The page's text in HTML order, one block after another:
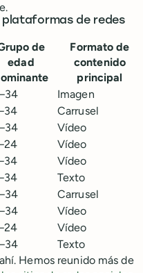
plataformas de redes
de
edad
Formato de
contenido
principal
Imagen
Carrusel
Vídeo
Vídeo
Vídeo
Texto
Carrusel
Vídeo
Vídeo
Texto
Hemos reunido más de